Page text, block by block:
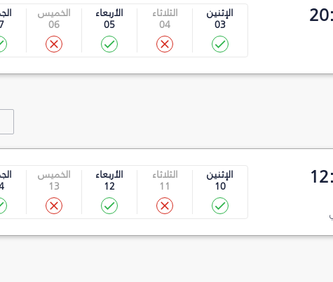
الإثنين
03
الثلاثاء
04
الأربعاء
05
الخميس
06
الإثنين
10
الثلاثاء
11
الأربعاء
12
الخميس
13